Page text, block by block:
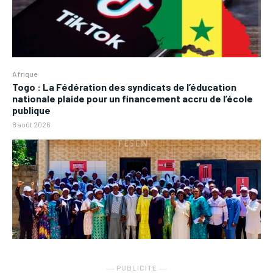
Afrique
Togo : La Fédération des syndicats de l’éducation
nationale plaide pour un financement accru de l’école
publique
8 août 2026
― PUBLICITE ―